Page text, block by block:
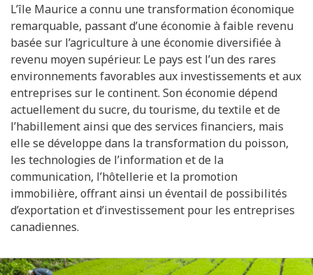
L’île Maurice a connu une transformation économique
remarquable, passant d’une économie à faible revenu
basée sur l’agriculture à une économie diversifiée à
revenu moyen supérieur. Le pays est l’un des rares
environnements favorables aux investissements et aux
entreprises sur le continent. Son économie dépend
actuellement du sucre, du tourisme, du textile et de
l’habillement ainsi que des services financiers, mais
elle se développe dans la transformation du poisson,
les technologies de l’information et de la
communication, l’hôtellerie et la promotion
immobilière, offrant ainsi un éventail de possibilités
d’exportation et d’investissement pour les entreprises
canadiennes.